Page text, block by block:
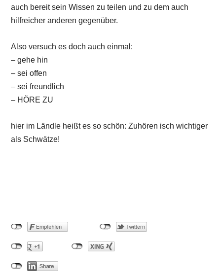
auch bereit sein Wissen zu teilen und zu dem auch
hilfreicher anderen gegenüber.
Also versuch es doch auch einmal:
– gehe hin
– sei offen
– sei freundlich
– HÖRE ZU
hier im Ländle heißt es so schön: Zuhören isch wichtiger
als Schwätze!